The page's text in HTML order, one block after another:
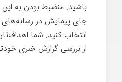
باشید. منضبط بودن به
جای پیمایش در رسانه‌های
انتخاب کنيد. شما
از بررسی گزارش خبری